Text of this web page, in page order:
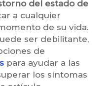
del estado de
a cualquier
de su vida.
ser debilitante,
de
para ayudar a las
los síntomas